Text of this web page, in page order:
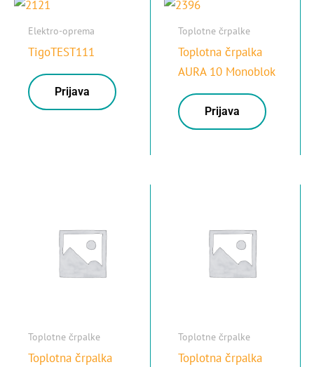
Elektro-oprema
TigoTEST111
Prijava
Toplotne črpalke
Toplotna črpalka
AURA 10 Monoblok
Prijava
Toplotne črpalke
Toplotna črpalka
Toplotne črpalke
Toplotna črpalka